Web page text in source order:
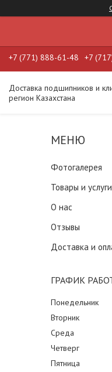
+7 (771) 888-61-48 +7
Доставка подшипников и
регион Казахстана
Фотогалерея
Товары и услуги
О нас
Отзывы
Доставка и
ГРАФИК
Понедельник
Вторник
Среда
Четверг
Пятница